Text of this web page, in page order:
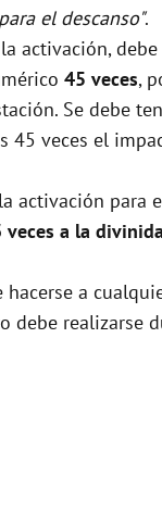
el descanso".
activación,
45 veces,
Se debe
45 veces el
activación para
veces a la
hacerse a
debe realizarse